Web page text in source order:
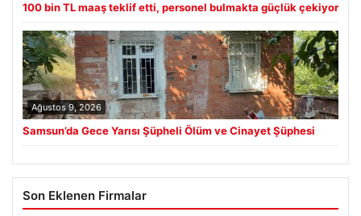
100 bin TL maaş teklif etti, personel bulmakta güçlük çekiyor
Ağustos 9, 2026
Samsun’da Gece Yarısı Şüpheli Ölüm ve Cinayet Şüphesi
Son Eklenen Firmalar